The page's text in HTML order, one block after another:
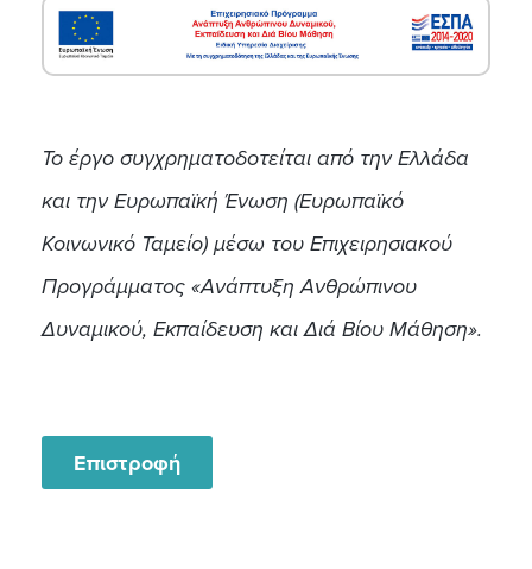
Το έργο συγχρηματοδοτείται από την Ελλάδα
και την Ευρωπαϊκή Ένωση (Ευρωπαϊκό
Κοινωνικό Ταμείο) μέσω του Επιχειρησιακού
Προγράμματος «Ανάπτυξη Ανθρώπινου
Δυναμικού, Εκπαίδευση και Διά Βίου Μάθηση».
Επιστροφή